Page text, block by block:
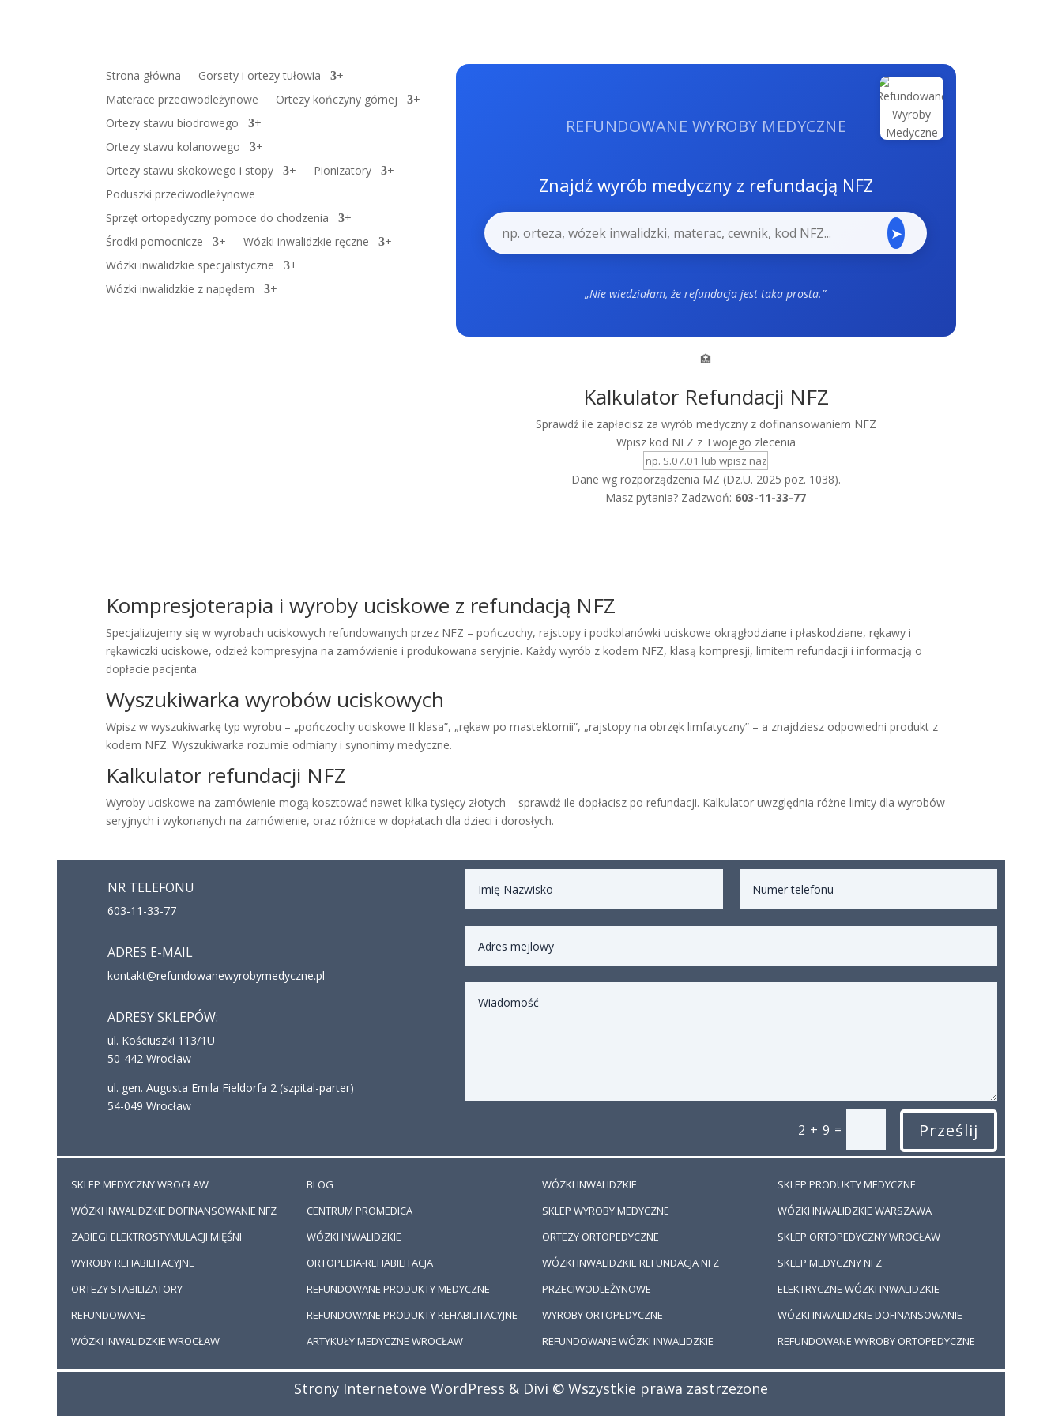
Strona główna Gorsety i ortezy tułowia
+
Materace przeciwodleżynowe
Ortezy kończyny górnej
+
Ortezy stawu biodrowego
+
Ortezy stawu kolanowego
+
Ortezy stawu skokowego i stopy
+ Pionizatory
+
Poduszki przeciwodleżynowe
Sprzęt ortopedyczny pomoce do chodzenia
+
Środki pomocnicze
+ Wózki inwalidzkie ręczne
+
Wózki inwalidzkie specjalistyczne
+
Wózki inwalidzkie z napędem
+
REFUNDOWANE WYROBY MEDYCZNE
Znajdź wyrób medyczny z refundacją NFZ
➤
„Nie wiedziałam, że refundacja jest taka prosta.”
🏥
Kalkulator Refundacji NFZ
Sprawdź ile zapłacisz za wyrób medyczny z dofinansowaniem NFZ
Wpisz kod NFZ z Twojego zlecenia
Dane wg rozporządzenia MZ (Dz.U. 2025 poz. 1038).
Masz pytania? Zadzwoń: 603-11-33-77
Kompresjoterapia i wyroby uciskowe z refundacją NFZ
Specjalizujemy się w wyrobach uciskowych refundowanych przez NFZ – pończochy, rajstopy i podkolanówki uciskowe okrągłodziane i płaskodziane, rękawy i
rękawiczki uciskowe, odzież kompresyjna na zamówienie i produkowana seryjnie. Każdy wyrób z kodem NFZ, klasą kompresji, limitem refundacji i informacją o
dopłacie pacjenta.
Wyszukiwarka wyrobów uciskowych
Wpisz w wyszukiwarkę typ wyrobu – „pończochy uciskowe II klasa”, „rękaw po mastektomii”, „rajstopy na obrzęk limfatyczny” – a znajdziesz odpowiedni produkt z
kodem NFZ. Wyszukiwarka rozumie odmiany i synonimy medyczne.
Kalkulator refundacji NFZ
Wyroby uciskowe na zamówienie mogą kosztować nawet kilka tysięcy złotych – sprawdź ile dopłacisz po refundacji. Kalkulator uwzględnia różne limity dla wyrobów
seryjnych i wykonanych na zamówienie, oraz różnice w dopłatach dla dzieci i dorosłych.
NR TELEFONU
603-11-33-77
ADRES E-MAIL
kontakt@refundowanewyrobymedyczne.pl
ADRESY SKLEPÓW:
ul. Kościuszki 113/1U
50-442 Wrocław
ul. gen. Augusta Emila Fieldorfa 2 (szpital-parter)
54-049 Wrocław
2 + 9 = Prześlij
SKLEP MEDYCZNY WROCŁAW
WÓZKI INWALIDZKIE DOFINANSOWANIE NFZ
ZABIEGI ELEKTROSTYMULACJI MIĘŚNI
WYROBY REHABILITACYJNE
ORTEZY STABILIZATORY
REFUNDOWANE
WÓZKI INWALIDZKIE WROCŁAW
BLOG
CENTRUM PROMEDICA
WÓZKI INWALIDZKIE
ORTOPEDIA-REHABILITACJA
REFUNDOWANE PRODUKTY MEDYCZNE
REFUNDOWANE PRODUKTY REHABILITACYJNE
ARTYKUŁY MEDYCZNE WROCŁAW
WÓZKI INWALIDZKIE
SKLEP WYROBY MEDYCZNE
ORTEZY ORTOPEDYCZNE
WÓZKI INWALIDZKIE REFUNDACJA NFZ
PRZECIWODLEŻYNOWE
WYROBY ORTOPEDYCZNE
REFUNDOWANE WÓZKI INWALIDZKIE
SKLEP PRODUKTY MEDYCZNE
WÓZKI INWALIDZKIE WARSZAWA
SKLEP ORTOPEDYCZNY WROCŁAW
SKLEP MEDYCZNY NFZ
ELEKTRYCZNE WÓZKI INWALIDZKIE
WÓZKI INWALIDZKIE DOFINANSOWANIE
REFUNDOWANE WYROBY ORTOPEDYCZNE
Strony Internetowe WordPress & Divi © Wszystkie prawa zastrzeżone